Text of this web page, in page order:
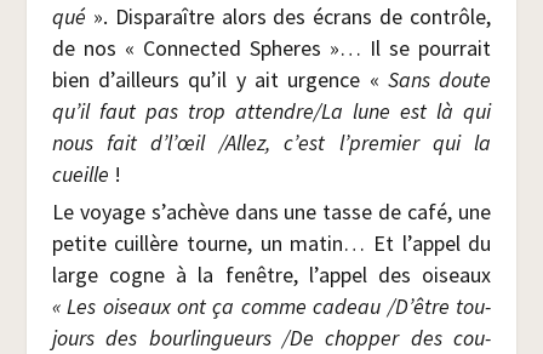
qué ». Dis­pa­raître alors des écrans de contrôle,
de nos « Connec­ted Spheres »… Il se pour­rait
bien d’ailleurs qu’il y ait urgence «Sans doute
qu’il faut pas trop attendre/​La lune est là qui
nous fait d’l’œil /​Allez, c’est l’premier qui la
cueille !
Le voyage s’achève dans une tasse de café, une
petite cuillère tourne, un matin… Et l’appel du
large cogne à la fenêtre, l’appel des oiseaux
« Les oiseaux ont ça comme cadeau /D’être tou­
jours des bour­lin­gueurs /​De chop­per des cou­